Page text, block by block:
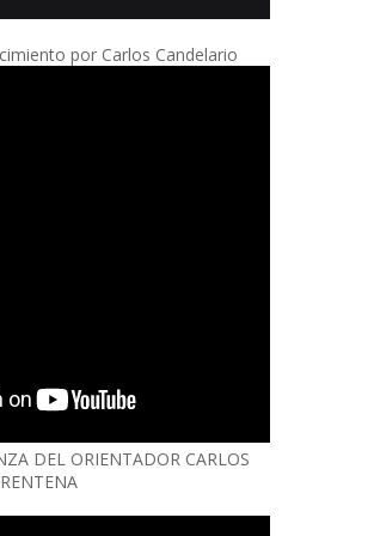
por Carlos Candelario
DEL ORIENTADOR CARLOS